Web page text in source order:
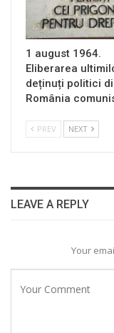
1 august 1964.
Eliberarea
deținuți politici
România
PREV NEXT
LEAVE A REPLY
Your